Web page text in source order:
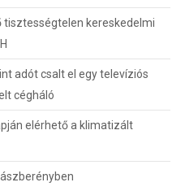
kereskedelmi
adót csalt el egy televíziós
cégháló
elérhető a klimatizált